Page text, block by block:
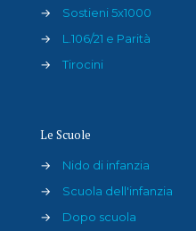
→
Sostieni 5x1000
→
L.106/21 e Parità
→
Tirocini
Le Scuole
→
Nido di infanzia
→
Scuola dell'infanzia
→
Dopo scuola